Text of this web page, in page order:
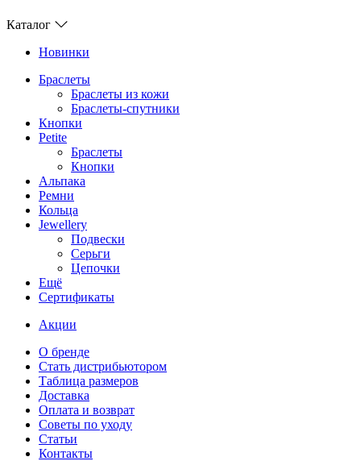
Каталог
Новинки
Браслеты
Браслеты из кожи
Браслеты-спутники
Кнопки
Petite
Браслеты
Кнопки
Альпака
Ремни
Кольца
Jewellery
Подвески
Серьги
Цепочки
Ещё
Сертификаты
Акции
О бренде
Стать дистрибьютором
Таблица размеров
Доставка
Оплата и возврат
Советы по уходу
Статьи
Контакты